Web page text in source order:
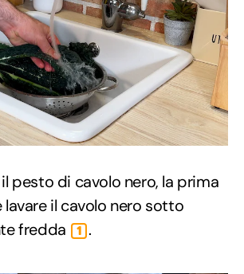
pesto di cavolo nero, la prima
lavare il cavolo nero sotto
fredda
1 .